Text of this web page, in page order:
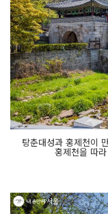
탕춘대성과 홍제천이
홍제천을 따